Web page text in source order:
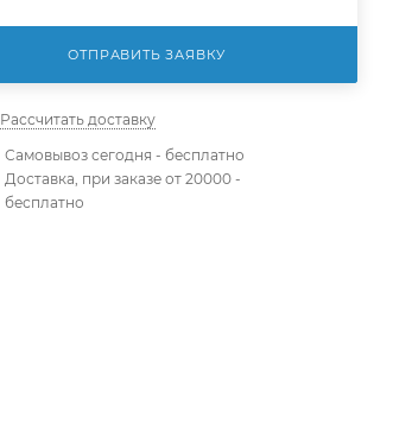
ОТПРАВИТЬ ЗАЯВКУ
Рассчитать доставку
Самовывоз сегодня - бесплатно
Доставка, при заказе от 20000 -
бесплатно